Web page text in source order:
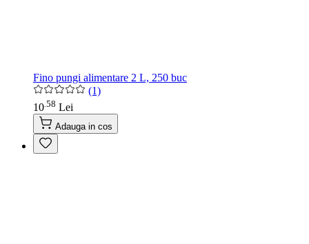
Fino pungi alimentare 2 L, 250 buc
(1)
10 58 Lei
Adauga in cos